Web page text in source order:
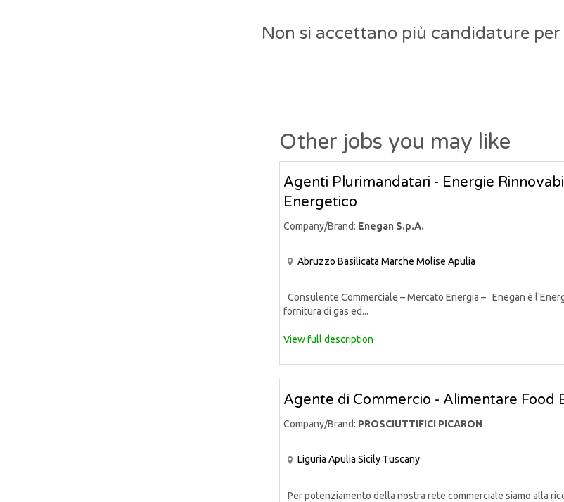
Non si accettano più candidature
Other jobs you may like
Agenti Plurimandatari - Energie
Energetico
Company/Brand: Enegan S.p.A.
Abruzzo Basilicata Marche Molise Apulia
Consulente Commerciale – Mercato Energia – Enegan è
fornitura di gas ed...
View full description
Agente di Commercio - Alimentare Food
Company/Brand: PROSCIUTTIFICI PICARON
Liguria Apulia Sicily Tuscany
Per potenziamento della nostra rete commerciale siamo alla